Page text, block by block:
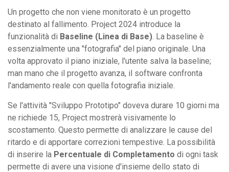
Un progetto che non viene monitorato è un progetto
destinato al fallimento. Project 2024 introduce la
funzionalità di Baseline (Linea di Base). La baseline è
essenzialmente una "fotografia" del piano originale. Una
volta approvato il piano iniziale, l'utente salva la baseline;
man mano che il progetto avanza, il software confronta
l'andamento reale con quella fotografia iniziale.
Se l'attività "Sviluppo Prototipo" doveva durare 10 giorni ma
ne richiede 15, Project mostrerà visivamente lo
scostamento. Questo permette di analizzare le cause del
ritardo e di apportare correzioni tempestive. La possibilità
di inserire la Percentuale di Completamento di ogni task
permette di avere una visione d'insieme dello stato di